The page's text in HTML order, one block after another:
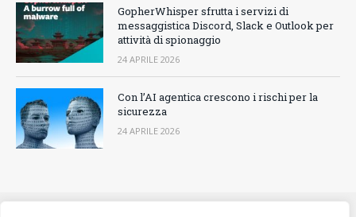
GopherWhisper sfrutta i servizi di
messaggistica Discord, Slack e Outlook per
attività di spionaggio
24 APRILE 2026
Con l’AI agentica crescono i rischi per la
sicurezza
24 APRILE 2026